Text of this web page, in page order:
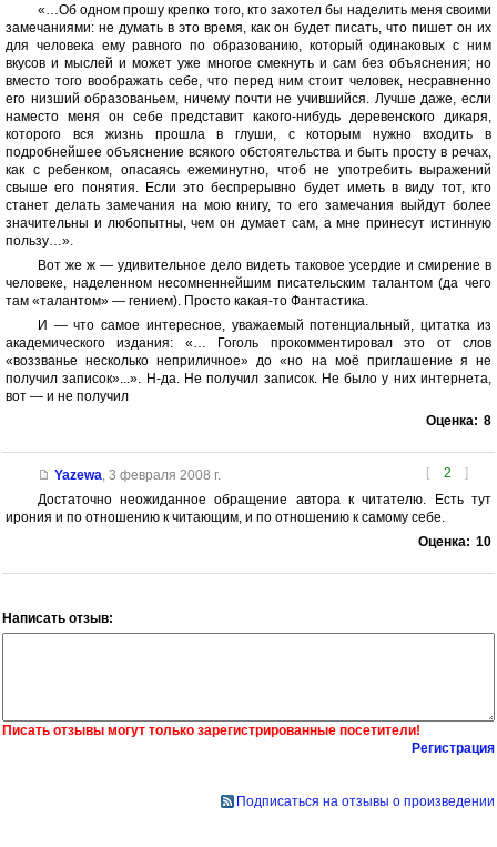
«…Об одном прошу крепко того, кто захотел бы наделить меня своими
замечаниями: не думать в это время, как он будет писать, что пишет он их
для человека ему равного по образованию, который одинаковых с ним
вкусов и мыслей и может уже многое смекнуть и сам без объяснения; но
вместо того воображать себе, что перед ним стоит человек, несравненно
его низший образованьем, ничему почти не учившийся. Лучше даже, если
наместо меня он себе представит какого-нибудь деревенского дикаря,
которого вся жизнь прошла в глуши, с которым нужно входить в
подробнейшее объяснение всякого обстоятельства и быть просту в речах,
как с ребенком, опасаясь ежеминутно, чтоб не употребить выражений
свыше его понятия. Если это беспрерывно будет иметь в виду тот, кто
станет делать замечания на мою книгу, то его замечания выйдут более
значительны и любопытны, чем он думает сам, а мне принесут истинную
пользу…».
Вот же ж — удивительное дело видеть таковое усердие и смирение в
человеке, наделенном несомненнейшим писательским талантом (да чего
там «талантом» — гением). Просто какая-то Фантастика.
И — что самое интересное, уважаемый потенциальный, цитатка из
академического издания: «… Гоголь прокомментировал это от слов
«воззванье несколько неприличное» до «но на моё приглашение я не
получил записок»...». Н-да. Не получил записок. Не было у них интернета,
вот — и не получил
Оценка: 8
[ 2 ]
Yazewa 3 февраля 2008 г.
Достаточно неожиданное обращение автора к читателю. Есть тут
ирония и по отношению к читающим, и по отношению к самому себе.
Оценка: 10
Написать отзыв:
Писать отзывы могут только зарегистрированные посетители!
Регистрация
Подписаться на отзывы о произведении